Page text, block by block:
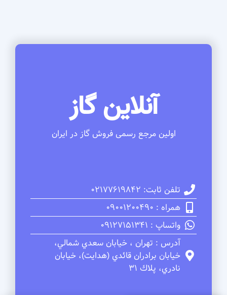
آنلاین گاز
اولین مرجع رسمی فروش گاز در ایران
تلفن ثابت: 02177619842
همراه : 09001200490
واتساپ : 09127151341
آدرس : تهران ، خيابان سعدي شمالي،
خيابان برادران قائدي (هدايت)، خيابان
نادري، پلاك 31